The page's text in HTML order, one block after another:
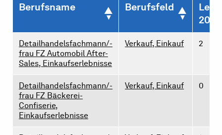
Berufsname Berufsfeld
2026
Detailhandelsfachmann/-
frau FZ Automobil After-
Sales, Einkaufserlebnisse
Verkauf, Einkauf 2
Detailhandelsfachmann/-
frau FZ Bäckerei-
Confiserie,
Einkaufserlebnisse
Verkauf, Einkauf 0